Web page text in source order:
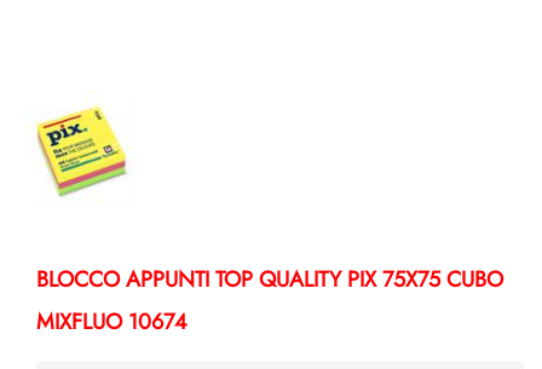
BLOCCO APPUNTI TOP QUALITY PIX 75X75 CUBO
MIXFLUO 10674